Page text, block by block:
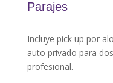
Parajes
Incluye pick up por
auto privado para
profesional.